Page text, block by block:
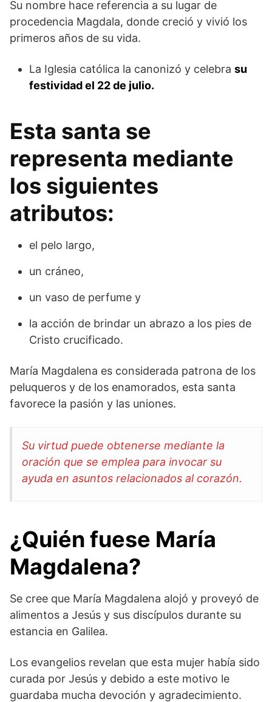
Su nombre hace referencia a su lugar de
procedencia Magdala, donde creció y vivió los
primeros años de su vida.
La Iglesia católica la canonizó y celebra su
festividad el 22 de julio.
Esta santa se
representa mediante
los siguientes
atributos:
el pelo largo,
un cráneo,
un vaso de perfume y
la acción de brindar un abrazo a los pies de
Cristo crucificado.
María Magdalena es considerada patrona de los
peluqueros y de los enamorados, esta santa
favorece la pasión y las uniones.
Su virtud puede obtenerse mediante la
oración que se emplea para invocar su
ayuda en asuntos relacionados al corazón.
¿Quién fuese María
Magdalena?
Se cree que María Magdalena alojó y proveyó de
alimentos a Jesús y sus discípulos durante su
estancia en Galilea.
Los evangelios revelan que esta mujer había sido
curada por Jesús y debido a este motivo le
guardaba mucha devoción y agradecimiento.